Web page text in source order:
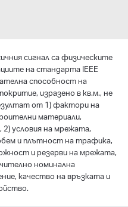
сигнал са физическите
на стандарта IEEE
способност на
изразено в кв.м., не
от 1) фактори на
материали,
условия на мрежата,
и плътност на трафика,
и резерви на мрежата,
номинална
качество на връзката и